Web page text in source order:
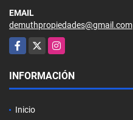
EMAIL
demuthpropiedades@gmail.com
Facebook
X Instagram
INFORMACIÓN
Inicio